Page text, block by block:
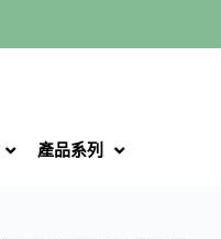
產品系列